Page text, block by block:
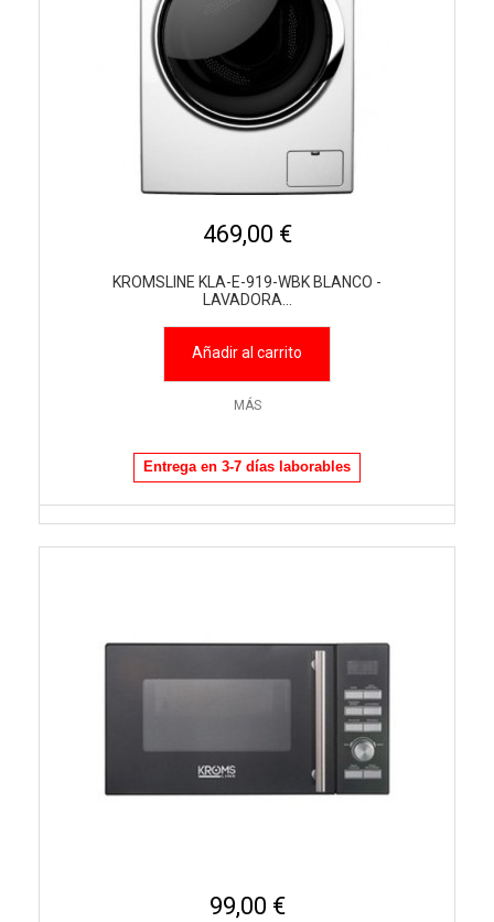
469,00 €
KROMSLINE KLA-E-919-WBK BLANCO -
LAVADORA...
Añadir al carrito
MÁS
Entrega en 3-7 días laborables
99,00 €